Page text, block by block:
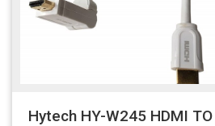
Hytech HY-W245 HDMI